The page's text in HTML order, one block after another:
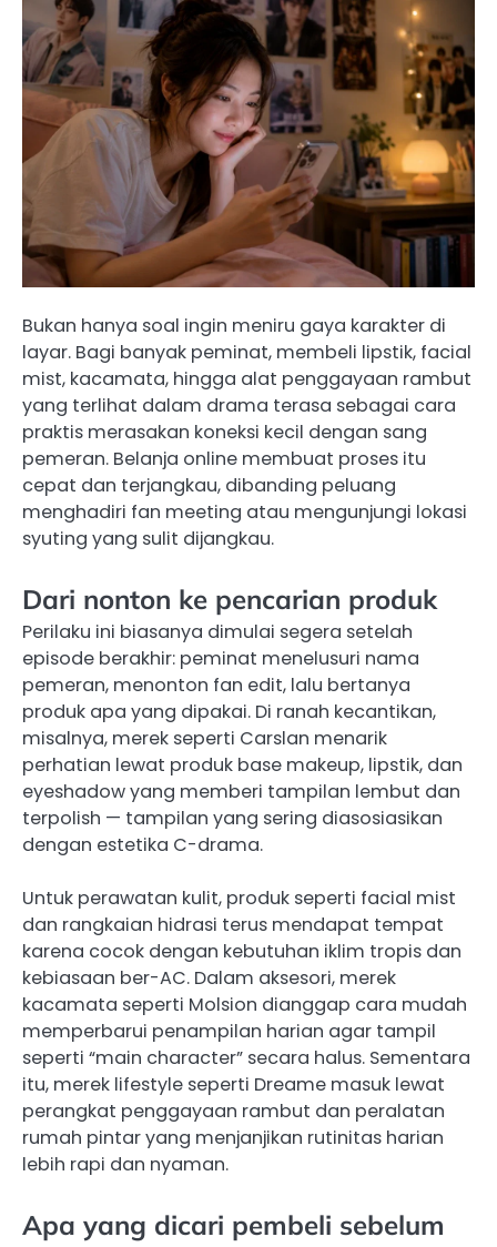
Bukan hanya soal ingin meniru gaya karakter di
layar. Bagi banyak peminat, membeli lipstik, facial
mist, kacamata, hingga alat penggayaan rambut
yang terlihat dalam drama terasa sebagai cara
praktis merasakan koneksi kecil dengan sang
pemeran. Belanja online membuat proses itu
cepat dan terjangkau, dibanding peluang
menghadiri fan meeting atau mengunjungi lokasi
syuting yang sulit dijangkau.
Dari nonton ke pencarian produk
Perilaku ini biasanya dimulai segera setelah
episode berakhir: peminat menelusuri nama
pemeran, menonton fan edit, lalu bertanya
produk apa yang dipakai. Di ranah kecantikan,
misalnya, merek seperti Carslan menarik
perhatian lewat produk base makeup, lipstik, dan
eyeshadow yang memberi tampilan lembut dan
terpolish — tampilan yang sering diasosiasikan
dengan estetika C-drama.
Untuk perawatan kulit, produk seperti facial mist
dan rangkaian hidrasi terus mendapat tempat
karena cocok dengan kebutuhan iklim tropis dan
kebiasaan ber-AC. Dalam aksesori, merek
kacamata seperti Molsion dianggap cara mudah
memperbarui penampilan harian agar tampil
seperti “main character” secara halus. Sementara
itu, merek lifestyle seperti Dreame masuk lewat
perangkat penggayaan rambut dan peralatan
rumah pintar yang menjanjikan rutinitas harian
lebih rapi dan nyaman.
Apa yang dicari pembeli sebelum